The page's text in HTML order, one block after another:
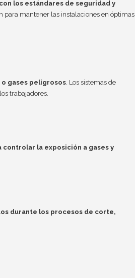
los estándares de seguridad y
para mantener las instalaciones en óptimas
o gases peligrosos. Los sistemas de
trabajadores.
controlar la exposición a gases y
durante los procesos de corte,